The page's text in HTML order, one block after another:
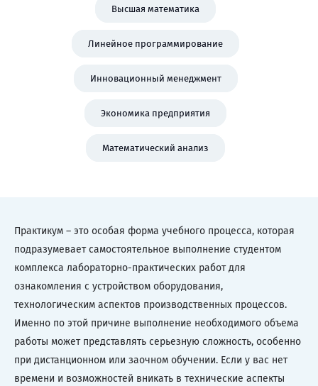
Высшая математика
Линейное программирование
Инновационный менеджмент
Экономика предприятия
Математический анализ
Практикум – это особая форма учебного процесса, которая
подразумевает самостоятельное выполнение студентом
комплекса лабораторно-практических работ для
ознакомления с устройством оборудования,
технологическим аспектов производственных процессов.
Именно по этой причине выполнение необходимого объема
работы может представлять серьезную сложность, особенно
при дистанционном или заочном обучении. Если у вас нет
времени и возможностей вникать в технические аспекты